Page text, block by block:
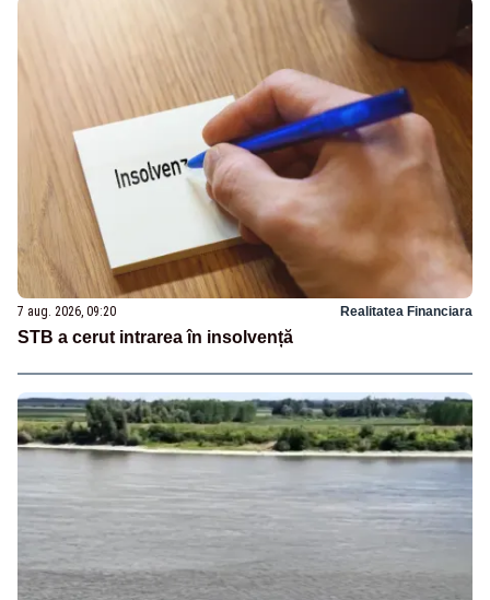
7 aug. 2026, 09:20 Realitatea Financiara
STB a cerut intrarea în insolvență